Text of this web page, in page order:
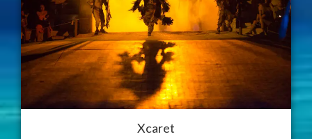
Xcaret